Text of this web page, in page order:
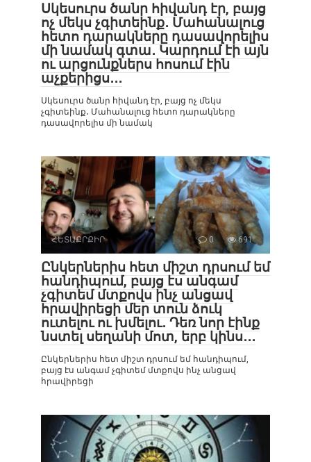
Սկեսուրս ծանր հիվանդ էր, բայց
ոչ մեկս չգիտեինք․ Մահանալուց
հետո դարակները դասավորելիս
մի նամակ գտա․ Կարդում էի այն
ու արցունքներս հոսում էին
աչքերիցս․․․
Սկեսուրս ծանր հիվանդ էր, բայց ոչ մեկս
չգիտեինք․ Մահանալուց հետո դարակները
դասավորելիս մի նամակ
ՀԵՏԱՔՐՔԻՐ 0 691
Ընկերներիս հետ միշտ դրսում եմ
հանդիպում, բայց էս անգամ
չգիտեմ մտքովս ինչ անցավ
հրավիրեցի մեր տուն ձուկ
ուտելու ու խմելու․ Դեռ նոր էինք
նստել սեղանի մոտ, երբ կինս․․․
Ընկերներիս հետ միշտ դրսում եմ հանդիպում,
բայց էս անգամ չգիտեմ մտքովս ինչ անցավ
հրավիրեցի